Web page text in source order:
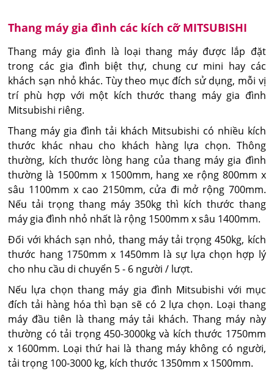
Thang máy gia đình các kích cỡ MITSUBISHI
Thang máy gia đình là loại thang máy được lắp đặt
trong các gia đình biệt thự, chung cư mini hay các
khách sạn nhỏ khác. Tùy theo mục đích sử dụng, mỗi vị
trí phù hợp với một kích thước thang máy gia đình
Mitsubishi riêng.
Thang máy gia đình tải khách Mitsubishi có nhiều kích
thước khác nhau cho khách hàng lựa chọn. Thông
thường, kích thước lòng hang của thang máy gia đình
thường là 1500mm x 1500mm, hang xe rộng 800mm x
sâu 1100mm x cao 2150mm, cửa đi mở rộng 700mm.
Nếu tải trọng thang máy 350kg thì kích thước thang
máy gia đình nhỏ nhất là rộng 1500mm x sâu 1400mm.
Đối với khách sạn nhỏ, thang máy tải trọng 450kg, kích
thước hang 1750mm x 1450mm là sự lựa chọn hợp lý
cho nhu cầu di chuyển 5 - 6 người / lượt.
Nếu lựa chọn thang máy gia đình Mitsubishi với mục
đích tải hàng hóa thì bạn sẽ có 2 lựa chọn. Loại thang
máy đầu tiên là thang máy tải khách. Thang máy này
thường có tải trọng 450-3000kg và kích thước 1750mm
x 1600mm. Loại thứ hai là thang máy không có người,
tải trọng 100-3000 kg, kích thước 1350mm x 1500mm.